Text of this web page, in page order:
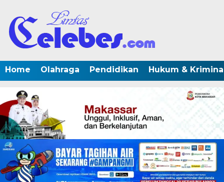
Home Olahraga Pendidikan Hukum &